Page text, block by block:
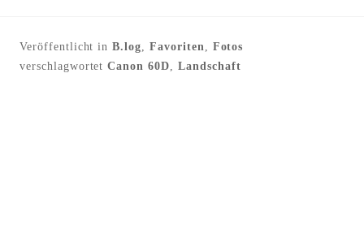
Veröffentlicht inB.log ,Favoriten
Fotos
verschlagwortetCanon 60D Landschaft